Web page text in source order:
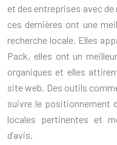
et des entreprises avec
ces dernières ont une
recherche locale. Elles
Pack, elles ont un
organiques et elles
site web. Des outils
suivre le positionnement
locales pertinentes et
d’avis.